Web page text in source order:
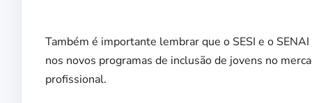
Também é importante lembrar que o SESI e o
nos novos programas de inclusão de jovens no
profissional.